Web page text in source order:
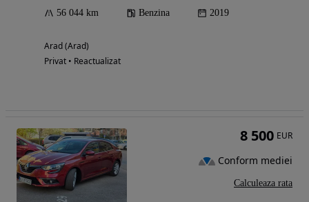
56 044 km Benzina 2019
Arad (Arad)
Privat • Reactualizat
8 500 EUR
Conform mediei
Calculeaza rata